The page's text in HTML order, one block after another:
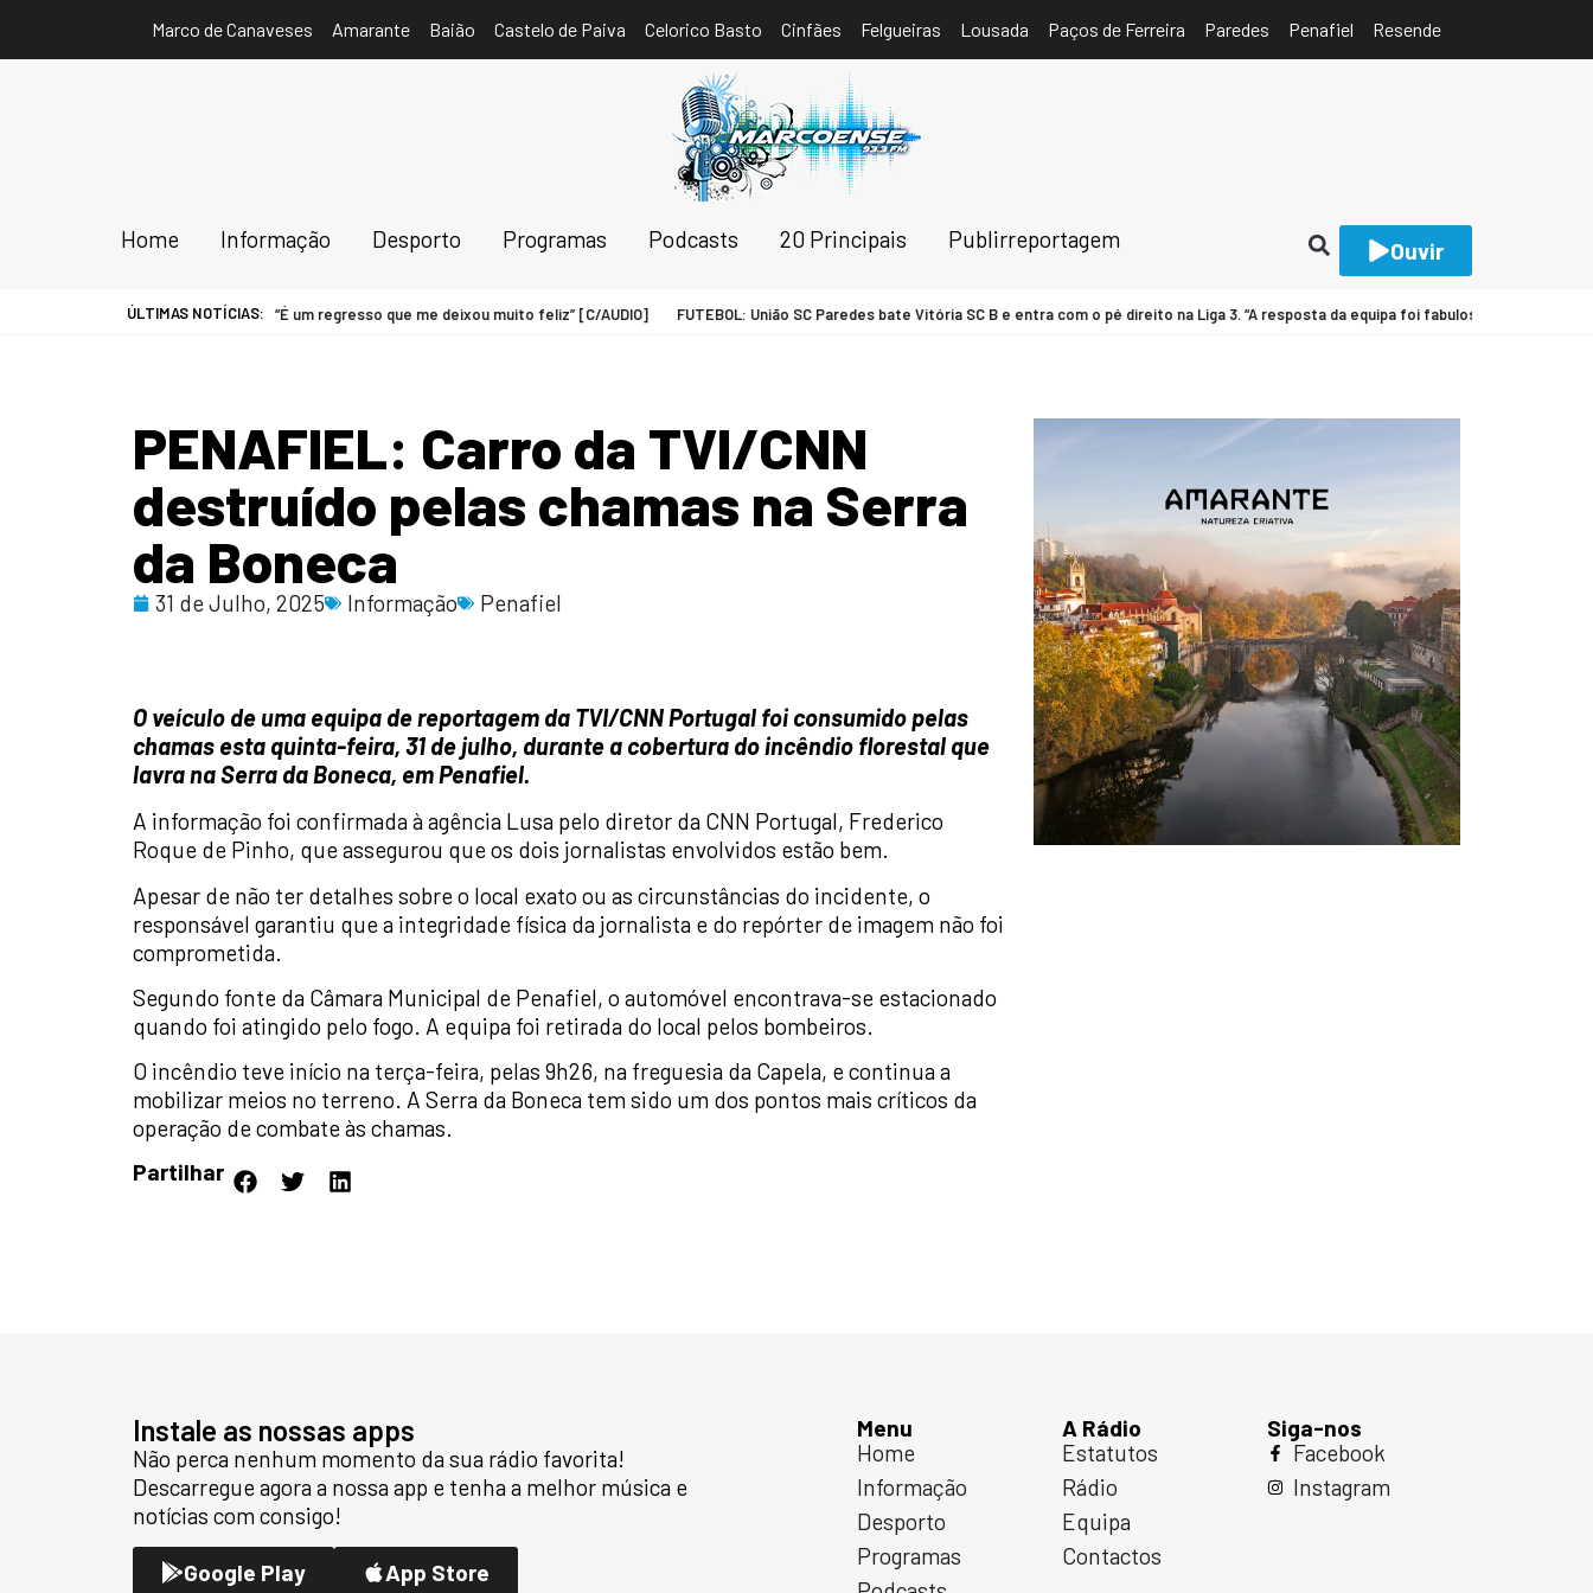
Marco de Canaveses Amarante Baião Castelo de Paiva Celorico Basto Cinfães Felgueiras Lousada Paços de Ferreira Paredes Penafiel Resende
Home Informação Desporto Programas Podcasts 20 Principais Publirreportagem Ouvir
ao comando técnico do FC Cête. “É um regresso que me deixou muito feliz” [C/AUDIO] FUTEBOL: União SC Paredes bate Vitória SC B e entra com o pé direito na Liga 3. “A resposta da equipa foi fabulosa” [C/AUDIO]
ÚLTIMAS NOTÍCIAS:
PENAFIEL: Carro da TVI/CNN
destruído pelas chamas na Serra
da Boneca
31 de Julho, 2025 Informação Penafiel
O veículo de uma equipa de reportagem da TVI/CNN Portugal foi consumido pelas
chamas esta quinta-feira, 31 de julho, durante a cobertura do incêndio florestal que
lavra na Serra da Boneca, em Penafiel.
A informação foi confirmada à agência Lusa pelo diretor da CNN Portugal, Frederico
Roque de Pinho, que assegurou que os dois jornalistas envolvidos estão bem.
Apesar de não ter detalhes sobre o local exato ou as circunstâncias do incidente, o
responsável garantiu que a integridade física da jornalista e do repórter de imagem não foi
comprometida.
Segundo fonte da Câmara Municipal de Penafiel, o automóvel encontrava-se estacionado
quando foi atingido pelo fogo. A equipa foi retirada do local pelos bombeiros.
O incêndio teve início na terça-feira, pelas 9h26, na freguesia da Capela, e continua a
mobilizar meios no terreno. A Serra da Boneca tem sido um dos pontos mais críticos da
operação de combate às chamas.
Partilhar
Instale as nossas apps
Não perca nenhum momento da sua rádio favorita!
Descarregue agora a nossa app e tenha a melhor música e
notícias com consigo!
Google Play App Store
Menu
Home
Informação
Desporto
Programas
A Rádio
Estatutos
Rádio
Equipa
Contactos
Siga-nos
Facebook
Instagram